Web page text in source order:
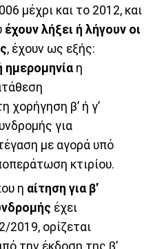
μέχρι και το 2012, και
έχουν λήξει ή λήγουν οι
, έχουν ως εξής:
ημερομηνίαη
χορήγηση β’ ή γ’
για
µε αγορά υπό
κτιρίου.
η αίτηση για β’
έχει
2019, ορίζεται
την έκδοση της β’